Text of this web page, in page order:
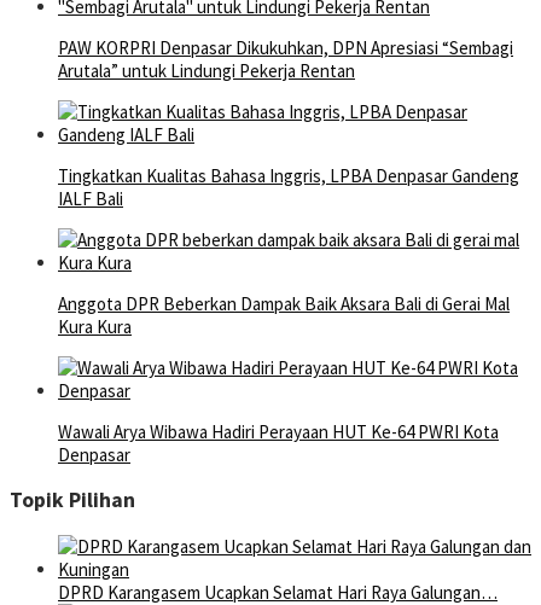
PAW KORPRI Denpasar Dikukuhkan, DPN Apresiasi “Sembagi
Arutala” untuk Lindungi Pekerja Rentan
Tingkatkan Kualitas Bahasa Inggris, LPBA Denpasar Gandeng
IALF Bali
Anggota DPR Beberkan Dampak Baik Aksara Bali di Gerai Mal
Kura Kura
Wawali Arya Wibawa Hadiri Perayaan HUT Ke-64 PWRI Kota
Denpasar
Topik Pilihan
DPRD Karangasem Ucapkan Selamat Hari Raya Galungan…